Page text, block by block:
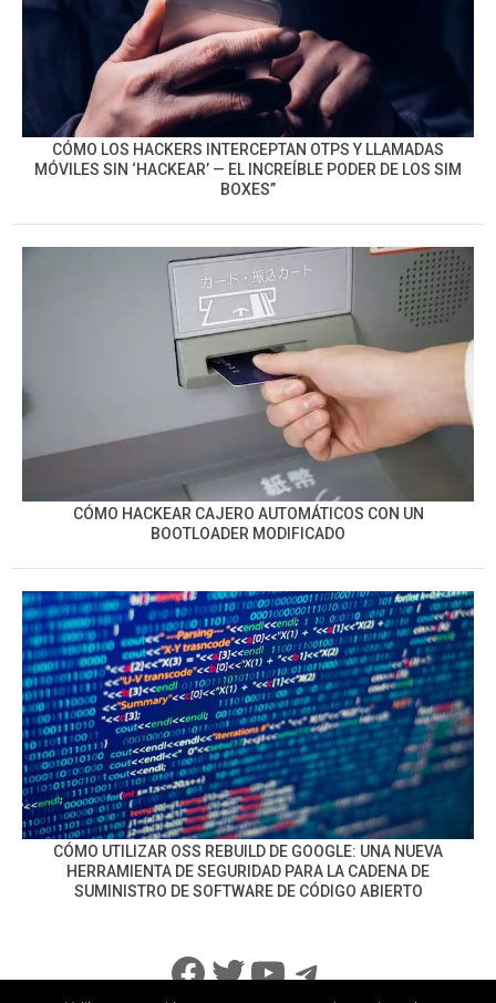
CÓMO LOS HACKERS INTERCEPTAN OTPS Y LLAMADAS
MÓVILES SIN ‘HACKEAR’ — EL INCREÍBLE PODER DE LOS SIM
BOXES”
CÓMO HACKEAR CAJERO AUTOMÁTICOS CON UN
BOOTLOADER MODIFICADO
CÓMO UTILIZAR OSS REBUILD DE GOOGLE: UNA NUEVA
HERRAMIENTA DE SEGURIDAD PARA LA CADENA DE
SUMINISTRO DE SOFTWARE DE CÓDIGO ABIERTO
Facebook
Twitter
YouTube
Telegram